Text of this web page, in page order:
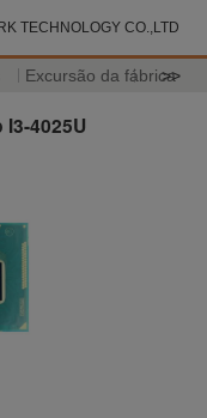
TECHNOLOGY CO.,LTD
Excursão da fábrica
>>
4025U